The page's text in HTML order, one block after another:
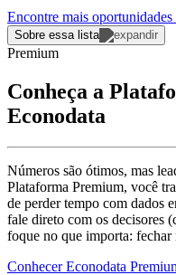
Encontre mais
Sobre essa lista
Premium
Conheça a
Econodata
Números são ótimos, mas
Plataforma Premium, você
de perder tempo com dados
fale direto com os decisores
foque no que importa: fechar
Conhecer Econodata